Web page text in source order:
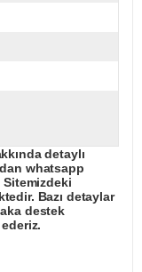
detaylı
whatsapp
Sitemizdeki
Bazı detaylar
destek